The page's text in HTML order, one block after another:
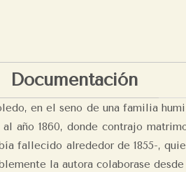
Documentación
en el seno de una familia
año 1860, donde contrajo
fallecido alrededor de 1855-,
la autora colaborase desde